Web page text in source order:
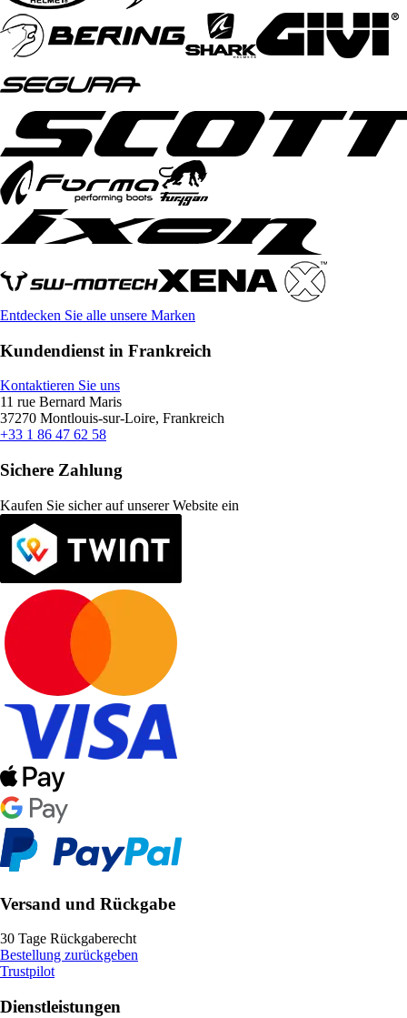
Entdecken Sie alle unsere Marken
Kundendienst in Frankreich
Kontaktieren Sie uns
11 rue Bernard Maris
37270 Montlouis-sur-Loire, Frankreich
+33 1 86 47 62 58
Sichere Zahlung
Kaufen Sie sicher auf unserer Website ein
Versand und Rückgabe
30 Tage Rückgaberecht
Bestellung zurückgeben
Trustpilot
Dienstleistungen